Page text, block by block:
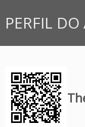
PERFIL